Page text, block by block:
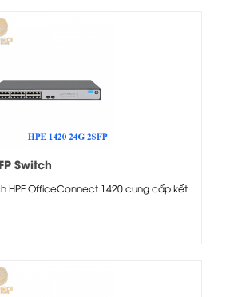
Switch
HPE OfficeConnect 1420 cung cấp kết